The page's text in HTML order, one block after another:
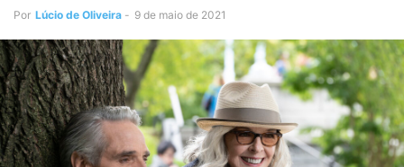
Por Lúcio de Oliveira - 9 de maio de 2021